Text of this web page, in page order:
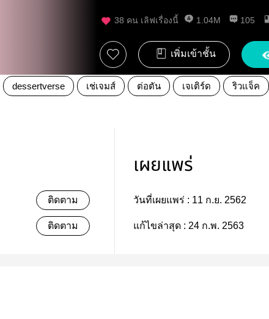
38 คน เลิฟเรื่องนี้ 1.04M 105
เพิ่มเข้าชั้น
dessertverse เช่เจมส์ ต่อตัน เจเติร์ด ริวแจ็ค
ติดตาม
ติดตาม
เผยแพร่
วันที่เผยแพร่ : 11 ก.ย. 2562
แก้ไขล่าสุด : 24 ก.พ. 2563